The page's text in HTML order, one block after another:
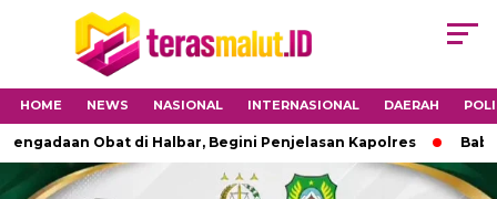
HOME NEWS NASIONAL INTERNASIONAL DAERAH
Obat di Halbar, Begini Penjelasan Kapolres Babinsa